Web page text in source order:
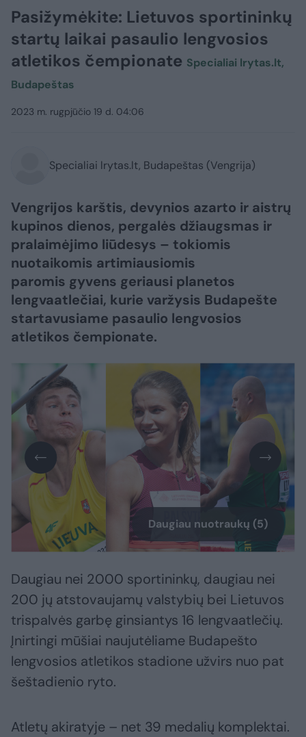
Pasižymėkite: Lietuvos sportininkų
startų laikai pasaulio lengvosios
atletikos čempionate Specialiai lrytas.lt,
Budapeštas
2023 m. rugpjūčio 19 d. 04:06
Specialiai lrytas.lt, Budapeštas (Vengrija)
Vengrijos karštis, devynios azarto ir aistrų
kupinos dienos, pergalės džiaugsmas ir
pralaimėjimo liūdesys – tokiomis
nuotaikomis artimiausiomis
paromis gyvens geriausi planetos
lengvaatlečiai, kurie varžysis Budapešte
startavusiame pasaulio lengvosios
atletikos čempionate.
Daugiau nuotraukų (5)
Daugiau nei 2000 sportininkų, daugiau nei
200 jų atstovaujamų valstybių bei Lietuvos
trispalvės garbę ginsiantys 16 lengvaatlečių.
Įnirtingi mūšiai naujutėliame Budapešto
lengvosios atletikos stadione užvirs nuo pat
šeštadienio ryto.
Atletų akiratyje – net 39 medalių komplektai.